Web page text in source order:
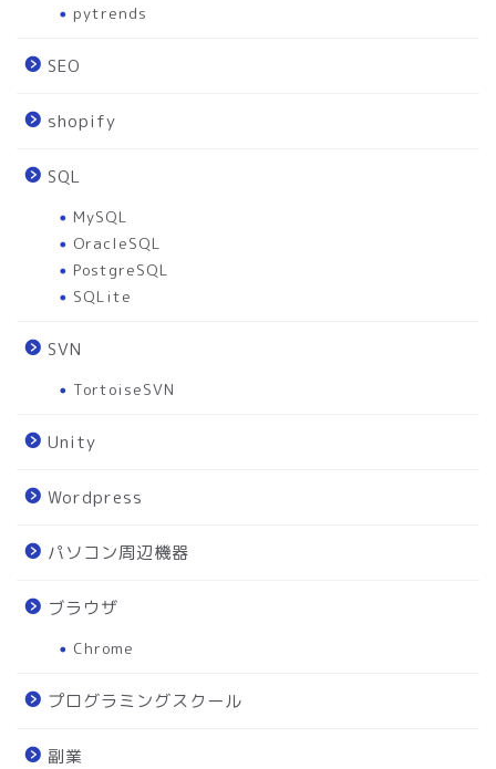
pytrends
SEO
shopify
SQL
MySQL
OracleSQL
PostgreSQL
SQLite
SVN
TortoiseSVN
Unity
Wordpress
パソコン周辺機器
ブラウザ
Chrome
プログラミングスクール
副業